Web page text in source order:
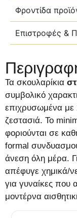
Φροντίδα
Επιστροφές &
Τα σκουλαρίκια
συμβολικό
επιχρυσωμένα
ζεστασιά. Το
φοριούνται σε
formal
άνεση όλη μέρα.
απέφυγε χημικά/
για γυναίκες
μοντέρνα